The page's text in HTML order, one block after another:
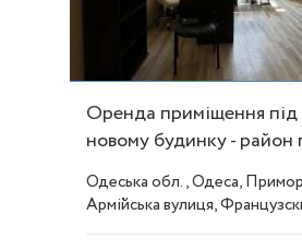
Оренда приміщення під
новому будинку - район
Перемоги ID 53790
Одеська обл., Одеса,
Армійська вулиця,